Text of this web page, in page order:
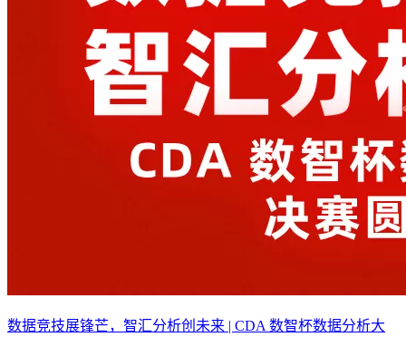
数据竞技展锋芒，智汇分析创未来 | CDA 数智杯数据分析大